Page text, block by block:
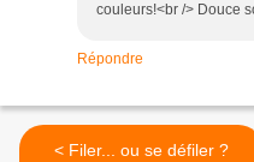
couleurs!<br /> Douce
Répondre
< Filer... ou se défiler ?